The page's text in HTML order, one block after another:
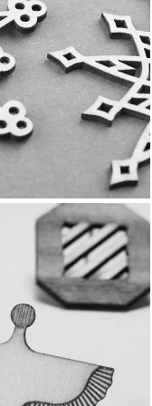
et art
en bois, en
fabriquer des
pour des
décors, des
encore.
mode
métalliques
outils, des